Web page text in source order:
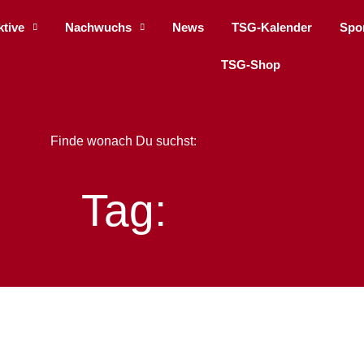
Nachwuchs News TSG-Kalender
TSG-Shop
Finde wonach Du suchst:
Tag: